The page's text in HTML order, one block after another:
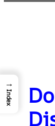
→
Index